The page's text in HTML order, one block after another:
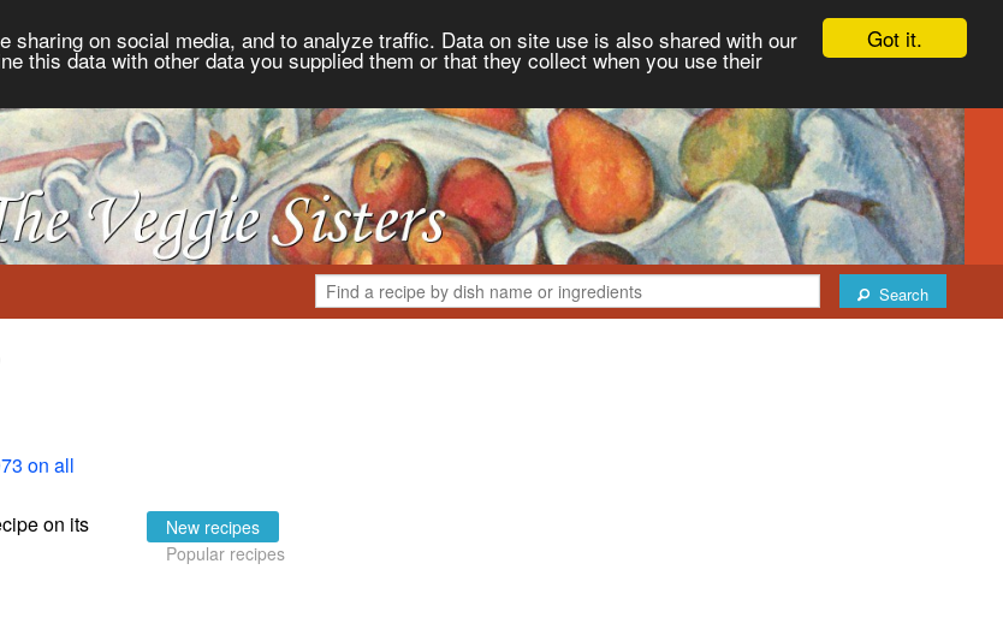
Got it.
on social media, and to analyze traffic. Data on site use is also shared with our
this data with other data you supplied them or that they collect when you use their
Search
on all
on its
New recipes
Popular recipes